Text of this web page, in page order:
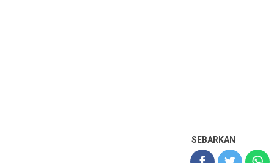
SEBARKAN